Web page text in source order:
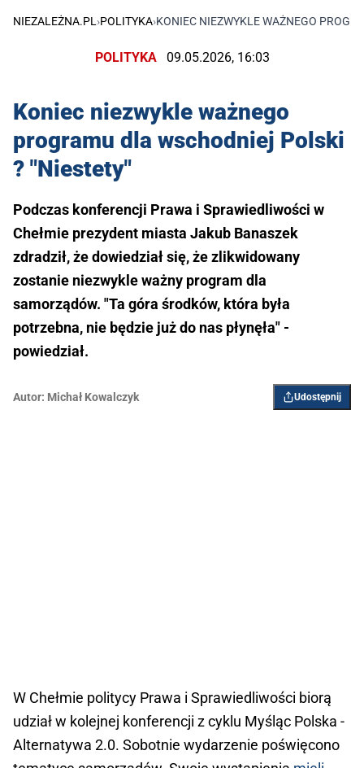
NIEZALEŻNA.PL ›POLITYKA›KONIEC NIEZWYKLE WAŻNEGO
POLITYKA 09.05.2026, 16:03
Koniec niezwykle ważnego
programu dla wschodniej Polski
? "Niestety"
Podczas konferencji Prawa i Sprawiedliwości w
Chełmie prezydent miasta Jakub Banaszek
zdradził, że dowiedział się, że zlikwidowany
zostanie niezwykle ważny program dla
samorządów. "Ta góra środków, która była
potrzebna, nie będzie już do nas płynęła" -
powiedział.
Autor: Michał Kowalczyk Udostępnij
W Chełmie politycy Prawa i Sprawiedliwości biorą
udział w kolejnej konferencji z cyklu Myśląc Polska -
Alternatywa 2.0. Sobotnie wydarzenie poświęcono